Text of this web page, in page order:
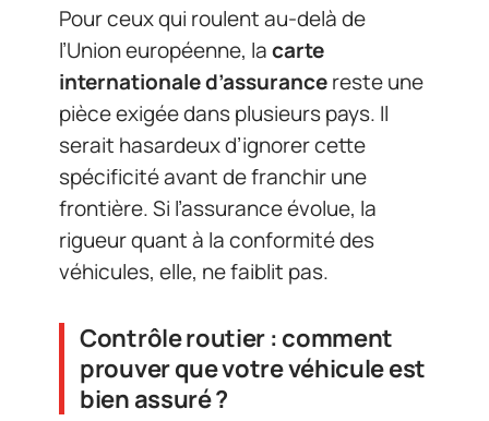
Pour ceux qui roulent au-delà de
l’Union européenne, lacarte
internationale d’assurancereste une
pièce exigée dans plusieurs pays. Il
serait hasardeux d’ignorer cette
spécificité avant de franchir une
frontière. Si l’assurance évolue, la
rigueur quant à la conformité des
véhicules, elle, ne faiblit pas.
Contrôle routier : comment
prouver que votre véhicule est
bien assuré ?